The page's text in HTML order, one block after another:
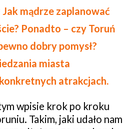
mądrze zaplanować
Ponadto – czy Toruń
dobry pomysł?
miasta
atrakcjach.
wpisie krok po kroku
Takim, jaki udało nam